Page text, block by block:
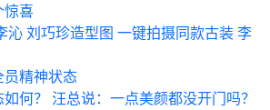
惊喜
沁 刘巧珍造型图 一键拍摄同款古装 李
精神状态
何？ 汪总说：一点美颜都没开门吗？